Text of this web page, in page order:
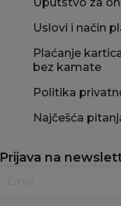
Uslovi i način
Plaćanje
bez kamate
Politika
Najčešća
Prijava na